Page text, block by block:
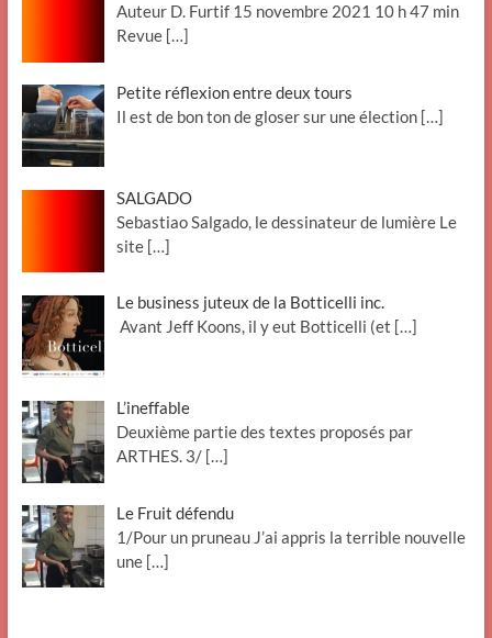
Auteur D. Furtif 15 novembre 2021 10 h 47 min
Revue […]
Petite réflexion entre deux tours
Il est de bon ton de gloser sur une élection […]
SALGADO
Sebastiao Salgado, le dessinateur de lumière Le
site […]
Le business juteux de la Botticelli inc.
Avant Jeff Koons, il y eut Botticelli (et […]
L’ineffable
Deuxième partie des textes proposés par
ARTHES. 3/ […]
Le Fruit défendu
1/Pour un pruneau J’ai appris la terrible nouvelle
une […]